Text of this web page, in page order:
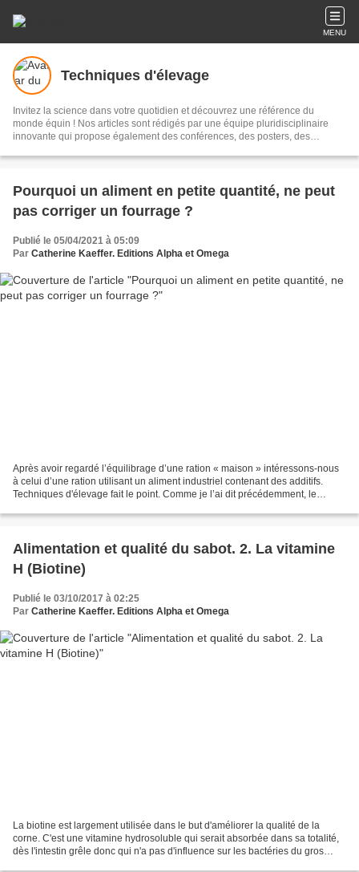
MENU
Techniques d'élevage
Invitez la science dans votre quotidien et découvrez une référence du
monde équin ! Nos articles sont rédigés par une équipe pluridisciplinaire
innovante qui propose également des conférences, des posters, des
Techniques d'élevage c'est plus de 2000 articles en accès totalement gratuit.
Facebook sur la page techniquesdelevage.
Pourquoi un aliment en petite quantité, ne peut
pas corriger un fourrage ?
Publié le 05/04/2021 à 05:09
Par Catherine Kaeffer. Editions Alpha et Omega
Après avoir regardé l’équilibrage d’une ration « maison » intéressons-nous
à celui d’une ration utilisant un aliment industriel contenant des additifs.
Techniques d'élevage fait le point. Comme je l’ai dit précédemment, le
Alimentation et qualité du sabot. 2. La vitamine
H (Biotine)
Publié le 03/10/2017 à 02:25
Par Catherine Kaeffer. Editions Alpha et Omega
La biotine est largement utilisée dans le but d'améliorer la qualité de la
corne. C'est une vitamine hydrosoluble qui serait absorbée dans sa totalité,
dès l'intestin grêle donc qui n'a pas d'influence sur les bactéries du gros